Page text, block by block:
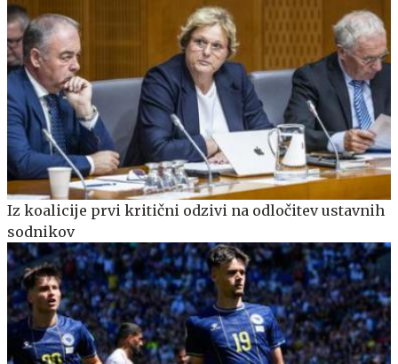
Iz koalicije prvi kritični odzivi na odločitev ustavnih
sodnikov